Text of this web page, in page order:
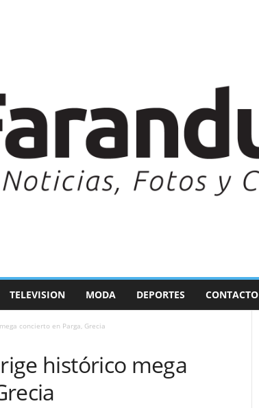
TELEVISION MODA DEPORTES CONTACTO
concierto en Parga, Grecia
histórico mega